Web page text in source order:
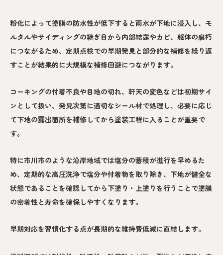
粉化によって塗膜の防水性が低下すると雨水が下地に浸入し、モ
ルタルやサイディングの継ぎ目から内部結露やカビ、躯体の腐朽
につながるため、定期点検での早期発見と部分的な補修を繰り返
すことが結果的に大規模な補修回避につながります。
コーキングの付着不良や目地の切れ、軒天の変色などは初期サイ
ンとして扱い、発見次第に適切なシール材で処理し、必要に応じ
て下地の露出箇所を補修してから塗装工程に入ることが重要で
す。
特に市川市のような沿岸地域では塩分の蓄積が進行を早めるた
め、定期的な高圧洗浄で塩分や付着物を取り除き、下地が健全な
状態であることを確認してから下塗り・上塗りを行うことで塗膜
の密着性と寿命を確保しやすくなります。
早期対応を習慣化する点が長期的な維持費低減に直結します。